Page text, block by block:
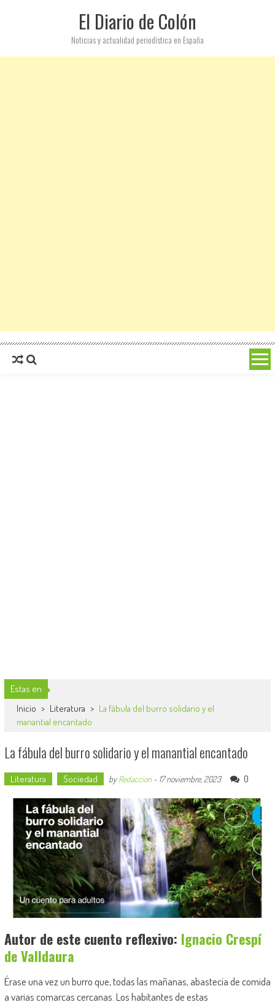
El Diario de Colón
Noticias y actualidad periodística en España
Estas en
Inicio > Literatura > La fábula del burro solidario y el
manantial encantado
La fábula del burro solidario y el manantial encantado
Literatura Sociedad byRedaccion- 17 noviembre, 2023 0
Autor de este cuento reflexivo: Ignacio Crespí
de Valldaura
Érase una vez un burro que, todas las mañanas, abastecía de comida
a varias comarcas cercanas. Los habitantes de estas